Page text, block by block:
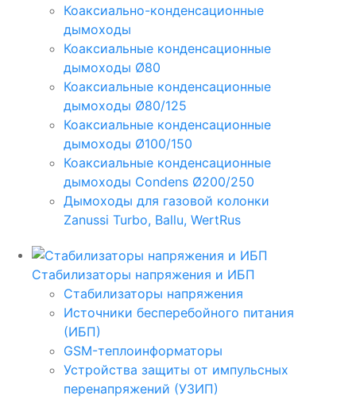
Коаксиально-конденсационные
дымоходы
Коаксиальные конденсационные
дымоходы Ø80
Коаксиальные конденсационные
дымоходы Ø80/125
Коаксиальные конденсационные
дымоходы Ø100/150
Коаксиальные конденсационные
дымоходы Condens Ø200/250
Дымоходы для газовой колонки
Zanussi Turbo, Ballu, WertRus
Стабилизаторы напряжения и ИБП
Стабилизаторы напряжения
Источники бесперебойного питания
(ИБП)
GSM-теплоинформаторы
Устройства защиты от импульсных
перенапряжений (УЗИП)